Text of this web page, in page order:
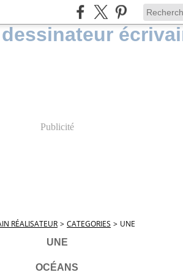
Publicité
RÉALISATEUR > CATEGORIES > UNE
UNE
OCÉANS